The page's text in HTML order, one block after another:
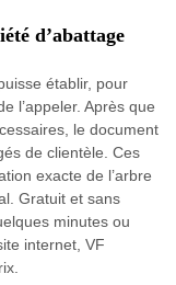
d’abattage
établir, pour
l’appeler. Après que
le document
de clientèle. Ces
exacte de l’arbre
Gratuit et sans
minutes ou
internet, VF